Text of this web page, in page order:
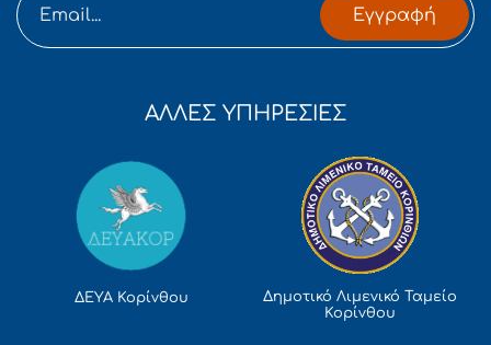
Εγγραφή
ΑΛΛΕΣ ΥΠΗΡΕΣΙΕΣ
ΔΕΥΑ Κορίνθου
Δημοτικό Λιμενικό Ταμείο
Κορίνθου